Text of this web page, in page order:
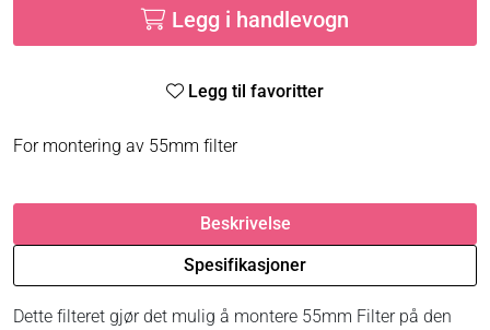
Legg i handlevogn
Legg til favoritter
For montering av 55mm filter
Beskrivelse
Spesifikasjoner
Dette filteret gjør det mulig å montere 55mm Filter på den